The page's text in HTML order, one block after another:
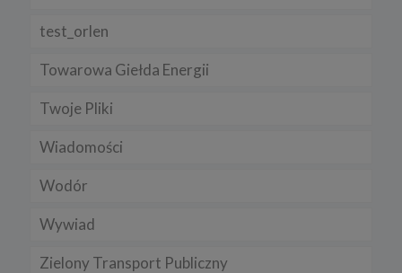
test_orlen
Towarowa Giełda Energii
Twoje Pliki
Wiadomości
Wodór
Wywiad
Zielony Transport Publiczny